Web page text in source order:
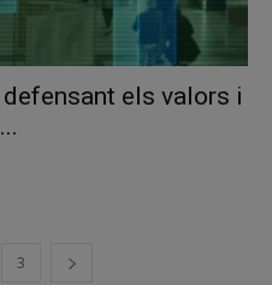
els valors i
3